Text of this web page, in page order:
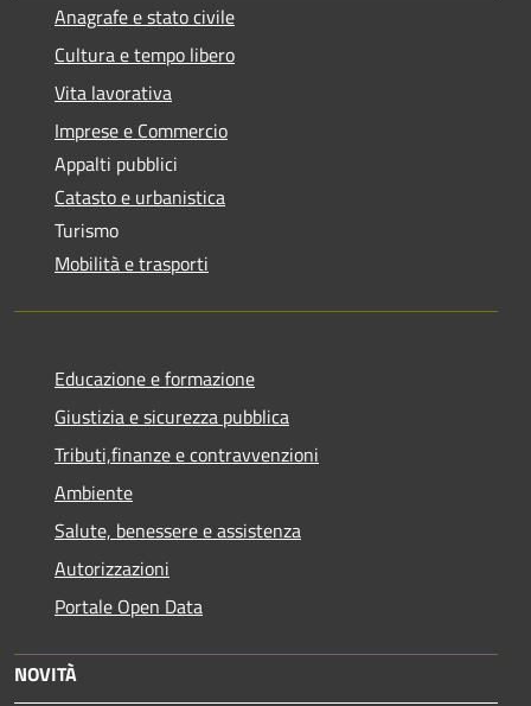
Anagrafe e stato civile
Cultura e tempo libero
Vita lavorativa
Imprese e Commercio
Appalti pubblici
Catasto e urbanistica
Turismo
Mobilità e trasporti
Educazione e formazione
Giustizia e sicurezza pubblica
Tributi,finanze e contravvenzioni
Ambiente
Salute, benessere e assistenza
Autorizzazioni
Portale Open Data
NOVITÀ